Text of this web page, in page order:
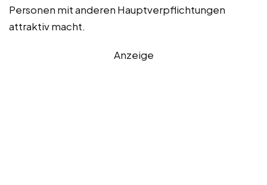
Personen mit anderen Hauptverpflichtungen
attraktiv macht.
Anzeige